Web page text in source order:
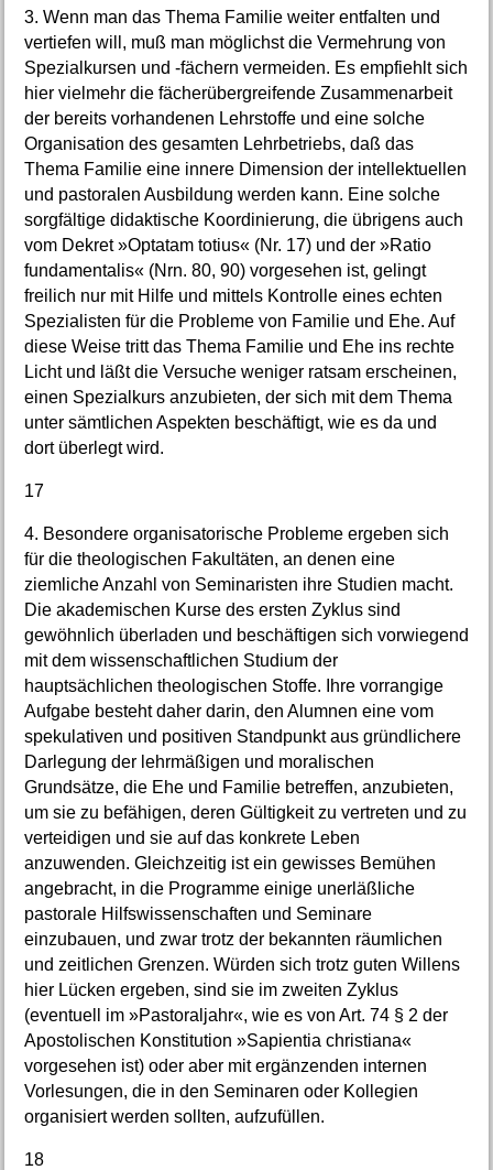
3. Wenn man das Thema Familie weiter entfalten und
vertiefen will, muß man möglichst die Vermehrung von
Spezialkursen und -fächern vermeiden. Es empfiehlt sich
hier vielmehr die fächerübergreifende Zusammenarbeit
der bereits vorhandenen Lehrstoffe und eine solche
Organisation des gesamten Lehrbetriebs, daß das
Thema Familie eine innere Dimension der intellektuellen
und pastoralen Ausbildung werden kann. Eine solche
sorgfältige didaktische Koordinierung, die übrigens auch
vom Dekret »Optatam totius« (Nr. 17) und der »Ratio
fundamentalis« (Nrn. 80, 90) vorgesehen ist, gelingt
freilich nur mit Hilfe und mittels Kontrolle eines echten
Spezialisten für die Probleme von Familie und Ehe. Auf
diese Weise tritt das Thema Familie und Ehe ins rechte
Licht und läßt die Versuche weniger ratsam erscheinen,
einen Spezialkurs anzubieten, der sich mit dem Thema
unter sämtlichen Aspekten beschäftigt, wie es da und
dort überlegt wird.
17
4. Besondere organisatorische Probleme ergeben sich
für die theologischen Fakultäten, an denen eine
ziemliche Anzahl von Seminaristen ihre Studien macht.
Die akademischen Kurse des ersten Zyklus sind
gewöhnlich überladen und beschäftigen sich vorwiegend
mit dem wissenschaftlichen Studium der
hauptsächlichen theologischen Stoffe. Ihre vorrangige
Aufgabe besteht daher darin, den Alumnen eine vom
spekulativen und positiven Standpunkt aus gründlichere
Darlegung der lehrmäßigen und moralischen
Grundsätze, die Ehe und Familie betreffen, anzubieten,
um sie zu befähigen, deren Gültigkeit zu vertreten und zu
verteidigen und sie auf das konkrete Leben
anzuwenden. Gleichzeitig ist ein gewisses Bemühen
angebracht, in die Programme einige unerläßliche
pastorale Hilfswissenschaften und Seminare
einzubauen, und zwar trotz der bekannten räumlichen
und zeitlichen Grenzen. Würden sich trotz guten Willens
hier Lücken ergeben, sind sie im zweiten Zyklus
(eventuell im »Pastoraljahr«, wie es von Art. 74 § 2 der
Apostolischen Konstitution »Sapientia christiana«
vorgesehen ist) oder aber mit ergänzenden internen
Vorlesungen, die in den Seminaren oder Kollegien
organisiert werden sollten, aufzufüllen.
18